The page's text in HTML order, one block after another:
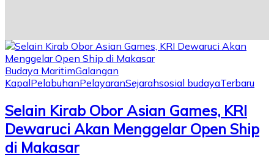
Budaya MaritimGalangan
KapalPelabuhanPelayaranSejarahsosial budayaTerbaru
Selain Kirab Obor Asian Games, KRI
Dewaruci Akan Menggelar Open Ship
di Makasar